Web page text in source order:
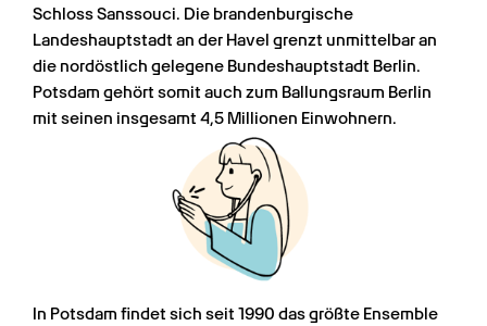
Schloss Sanssouci. Die brandenburgische
Landeshauptstadt an der Havel grenzt unmittelbar an
die nordöstlich gelegene Bundeshauptstadt Berlin.
Potsdam gehört somit auch zum Ballungsraum Berlin
mit seinen insgesamt 4,5 Millionen Einwohnern.
In Potsdam findet sich seit 1990 das größte Ensemble